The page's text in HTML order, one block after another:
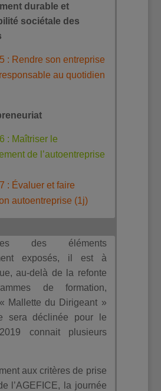
durable et
sociétale des
: Rendre son entreprise
au quotidien
: Maîtriser le
de l’autoentreprise
: Évaluer et faire
autoentreprise (1j)
des éléments
exposés, il est à
au-delà de la refonte
de formation,
« Mallette du Dirigeant »
sera déclinée pour le
connait plusieurs
aux critères de prise
l’AGEFICE, la journée